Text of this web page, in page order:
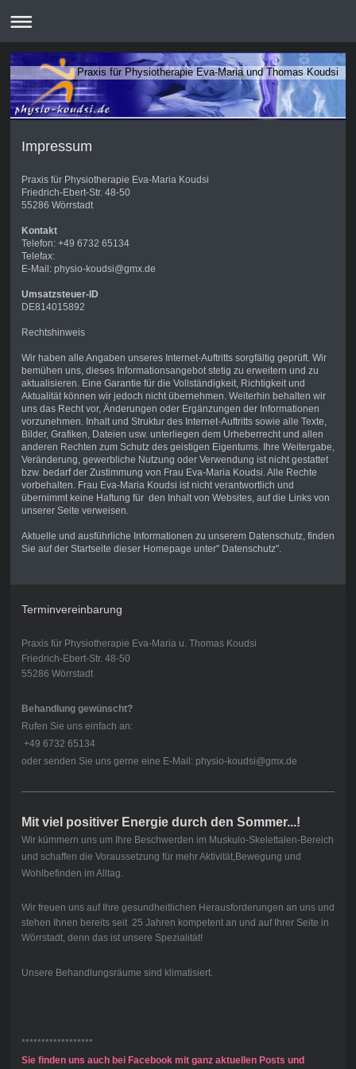
Praxis für Physiotherapie Eva-Maria und Thomas Koudsi
Impressum
Praxis für Physiotherapie Eva-Maria Koudsi
Friedrich-Ebert-Str. 48-50
55286 Wörrstadt
Kontakt
Telefon: +49 6732 65134
Telefax:
E-Mail: physio-koudsi@gmx.de
Umsatzsteuer-ID
DE814015892
Rechtshinweis
Wir haben alle Angaben unseres Internet-Auftritts sorgfältig geprüft. Wir
bemühen uns, dieses Informationsangebot stetig zu erweitern und zu
aktualisieren. Eine Garantie für die Vollständigkeit, Richtigkeit und
Aktualität können wir jedoch nicht übernehmen. Weiterhin behalten wir
uns das Recht vor, Änderungen oder Ergänzungen der Informationen
vorzunehmen. Inhalt und Struktur des Internet-Auftritts sowie alle Texte,
Bilder, Grafiken, Dateien usw. unterliegen dem Urheberrecht und allen
anderen Rechten zum Schutz des geistigen Eigentums. Ihre Weitergabe,
Veränderung, gewerbliche Nutzung oder Verwendung ist nicht gestattet
bzw. bedarf der Zustimmung von Frau Eva-Maria Koudsi. Alle Rechte
vorbehalten. Frau Eva-Maria Koudsi ist nicht verantwortlich und
übernimmt keine Haftung für den Inhalt von Websites, auf die Links von
unserer Seite verweisen.
Aktuelle und ausführliche Informationen zu unserem Datenschutz, finden
Sie auf der Startseite dieser Homepage unter" Datenschutz".
Terminvereinbarung
Praxis für Physiotherapie Eva-Maria u. Thomas Koudsi
Friedrich-Ebert-Str. 48-50
55286 Wörrstadt
Behandlung gewünscht?
Rufen Sie uns einfach an:
+49 6732 65134
oder senden Sie uns gerne eine E-Mail: physio-koudsi@gmx.de
Mit viel positiver Energie durch den Sommer...!
Wir kümmern uns um Ihre Beschwerden im Muskulo-Skelettalen-Bereich
und schaffen die Voraussetzung für mehr Aktivität,Bewegung und
Wohlbefinden im Alltag.
Wir freuen uns auf Ihre gesundheitlichen Herausforderungen an uns und
stehen Ihnen bereits seit 25 Jahren kompetent an und auf Ihrer Seite in
Wörrstadt, denn das ist unsere Spezialität!
Unsere Behandlungsräume sind klimatisiert.
******************
Sie finden uns auch bei Facebook mit ganz aktuellen Posts und